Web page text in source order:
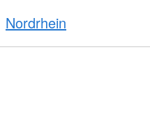
Nordrhein